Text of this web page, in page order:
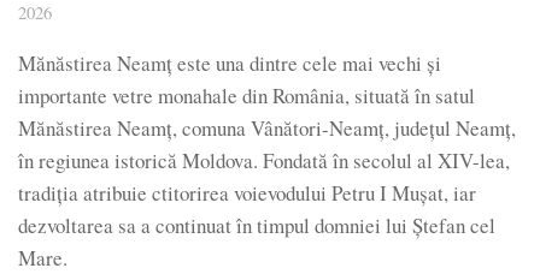
2026
Mănăstirea Neamț este una dintre cele mai vechi și
importante vetre monahale din România, situată în satul
Mănăstirea Neamț, comuna Vânători-Neamț, județul Neamț,
în regiunea istorică Moldova. Fondată în secolul al XIV-lea,
tradiția atribuie ctitorirea voievodului Petru I Mușat, iar
dezvoltarea sa a continuat în timpul domniei lui Ștefan cel
Mare.